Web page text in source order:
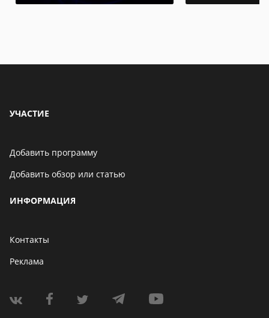
УЧАСТИЕ
Добавить программу
Добавить обзор или статью
ИНФОРМАЦИЯ
Контакты
Реклама